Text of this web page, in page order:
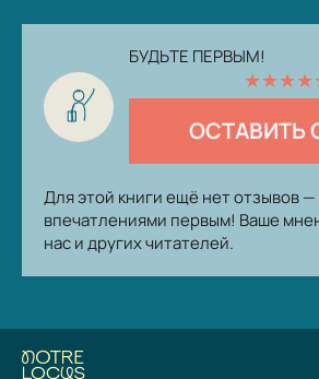
БУДЬТЕ ПЕРВЫМ!
★★★★
ОСТАВИТЬ
Для этой книги ещё нет отзывов
впечатлениями первым! Ваше
нас и других читателей.